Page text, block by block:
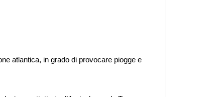
atlantica, in grado di provocare piogge e